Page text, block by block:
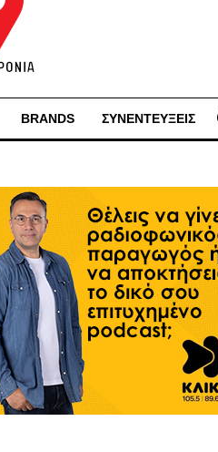
BRANDS ΣΥΝΕΝΤΕΥΞΕΙΣ